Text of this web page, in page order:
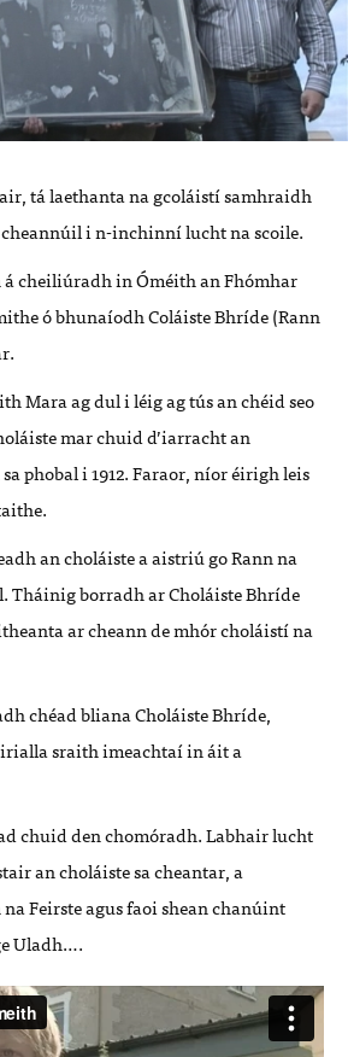
tá laethanta na gcoláistí samhraidh
i n-inchinní lucht na scoile.
cheiliúradh in Óméith an Fhómhar
ó bhunaíodh Coláiste Bhríde (Rann
Mara ag dul i léig ag tús an chéid seo
mar chuid d’iarracht an
phobal i 1912. Faraor, níor éirigh leis
an choláiste a aistriú go Rann na
Tháinig borradh ar Choláiste Bhríde
ar cheann de mhór choláistí na
chéad bliana Choláiste Bhríde,
sraith imeachtaí in áit a
chuid den chomóradh. Labhair lucht
an choláiste sa cheantar, a
Feirste agus faoi shean chanúint
Uladh….